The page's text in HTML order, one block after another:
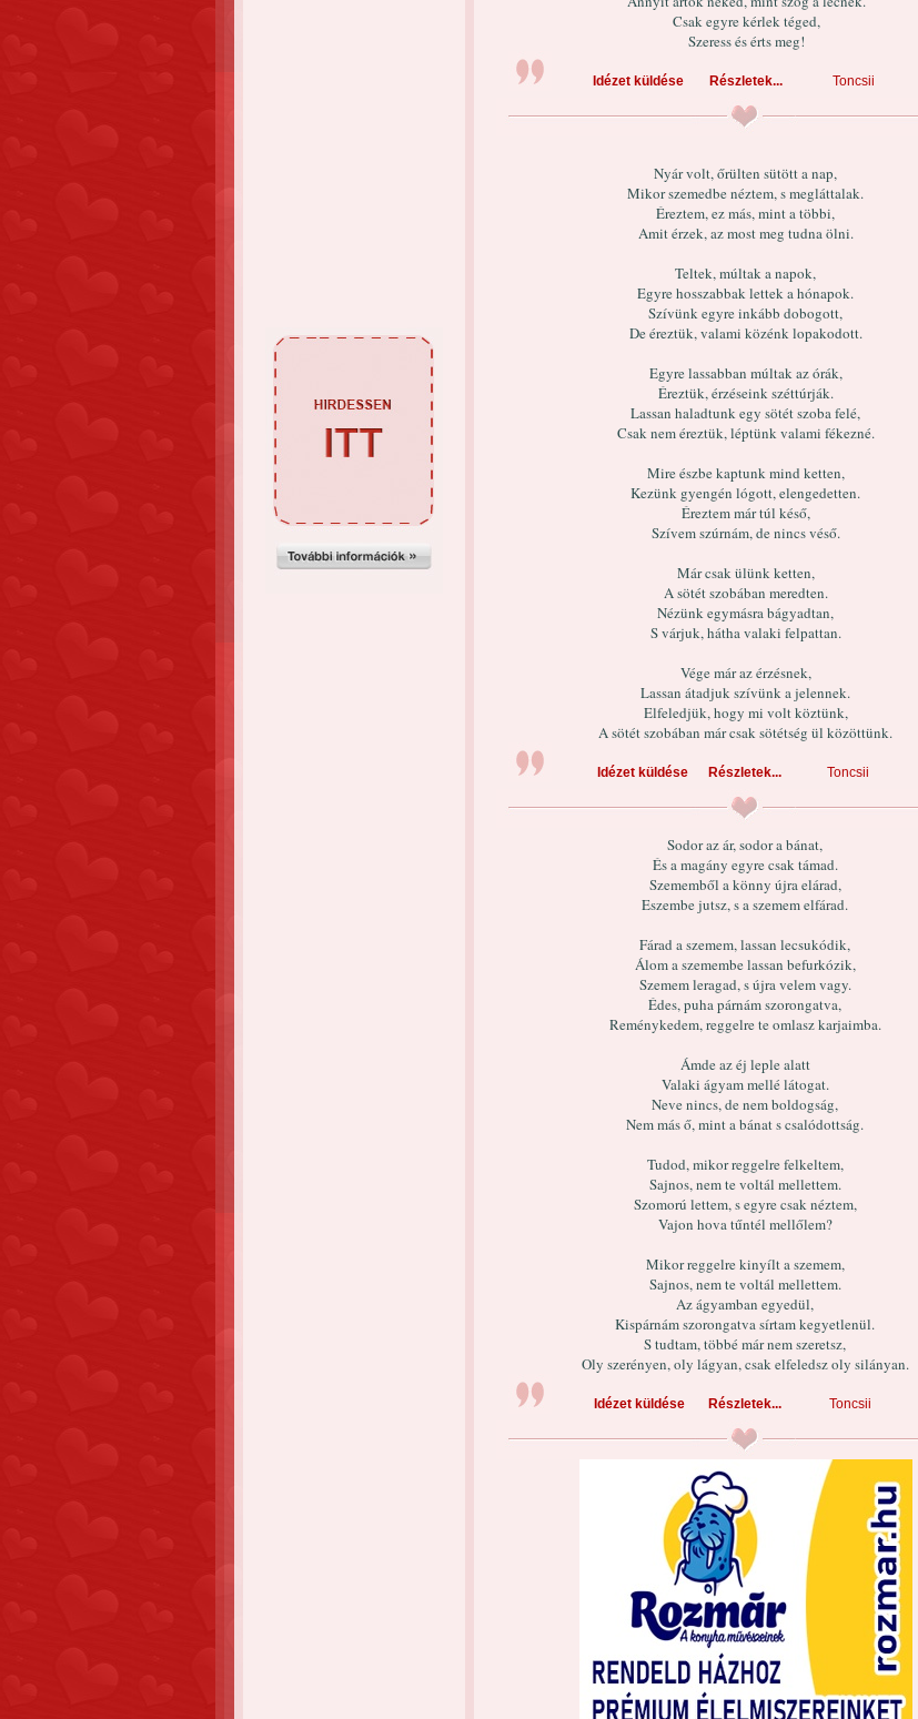
Csak egyre kérlek téged,
Szeress és érts meg!
Idézet küldése Részletek... Toncsii
Nyár volt, őrülten sütött a nap,
Mikor szemedbe néztem, s megláttalak.
Éreztem, ez más, mint a többi,
Amit érzek, az most meg tudna ölni.
Teltek, múltak a napok,
Egyre hosszabbak lettek a hónapok.
Szívünk egyre inkább dobogott,
De éreztük, valami közénk lopakodott.
Egyre lassabban múltak az órák,
Éreztük, érzéseink széttúrják.
Lassan haladtunk egy sötét szoba felé,
Csak nem éreztük, léptünk valami fékezné.
Mire észbe kaptunk mind ketten,
Kezünk gyengén lógott, elengedetten.
Éreztem már túl késő,
Szívem szúrnám, de nincs véső.
Már csak ülünk ketten,
A sötét szobában meredten.
Nézünk egymásra bágyadtan,
S várjuk, hátha valaki felpattan.
Vége már az érzésnek,
Lassan átadjuk szívünk a jelennek.
Elfeledjük, hogy mi volt köztünk,
A sötét szobában már csak sötétség ül közöttünk.
Idézet küldése Részletek... Toncsii
Sodor az ár, sodor a bánat,
És a magány egyre csak támad.
Szememből a könny újra elárad,
Eszembe jutsz, s a szemem elfárad.
Fárad a szemem, lassan lecsukódik,
Álom a szemembe lassan befurkózik,
Szemem leragad, s újra velem vagy.
Édes, puha párnám szorongatva,
Reménykedem, reggelre te omlasz karjaimba.
Ámde az éj leple alatt
Valaki ágyam mellé látogat.
Neve nincs, de nem boldogság,
Nem más ő, mint a bánat s csalódottság.
Tudod, mikor reggelre felkeltem,
Sajnos, nem te voltál mellettem.
Szomorú lettem, s egyre csak néztem,
Vajon hova tűntél mellőlem?
Mikor reggelre kinyílt a szemem,
Sajnos, nem te voltál mellettem.
Az ágyamban egyedül,
Kispárnám szorongatva sírtam kegyetlenül.
S tudtam, többé már nem szeretsz,
Oly szerényen, oly lágyan, csak elfeledsz oly silányan.
Idézet küldése Részletek... Toncsii